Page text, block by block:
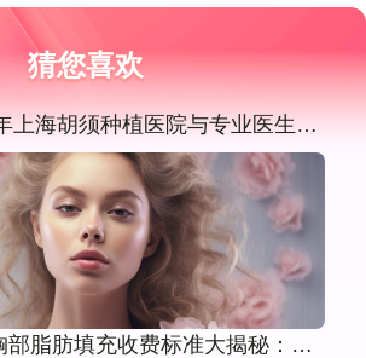
猜您喜欢
上海胡须种植医院与专业医生选
：从技术、口碑到价格全方位剖
部脂肪填充收费标准大揭秘：十